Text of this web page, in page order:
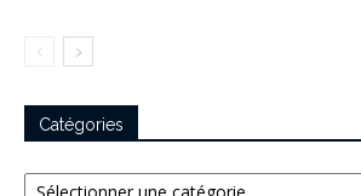
Catégories
Catégories